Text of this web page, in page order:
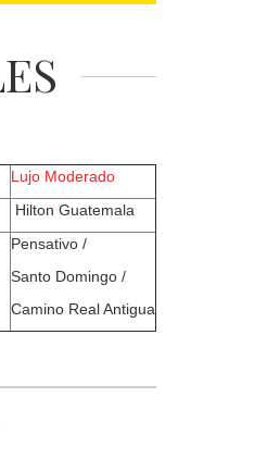
Lujo Moderado
Hilton Guatemala
Pensativo /
Santo Domingo /
Camino Real Antigua